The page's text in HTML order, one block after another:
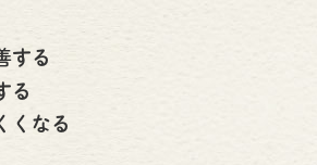
する
る
くなる